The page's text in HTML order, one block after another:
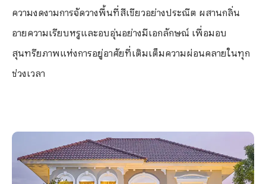
ความงดงามการจัดวางพื้นที่สีเขียวอย่างประณีต ผสานกลิ่น
อายความเรียบหรูและอบอุ่นอย่างมีเอกลักษณ์ เพื่อมอบ
สุนทรียภาพแห่งการอยู่อาศัยที่เติมเต็มความผ่อนคลายในทุก
ช่วงเวลา